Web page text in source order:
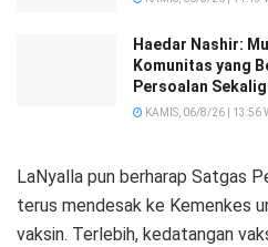
Haedar Nashir:
Komunitas yang
Persoalan
KAMIS, 06/8/26 | 13:56
LaNyalla pun berharap Satgas
terus mendesak ke Kemenkes
vaksin. Terlebih, kedatangan